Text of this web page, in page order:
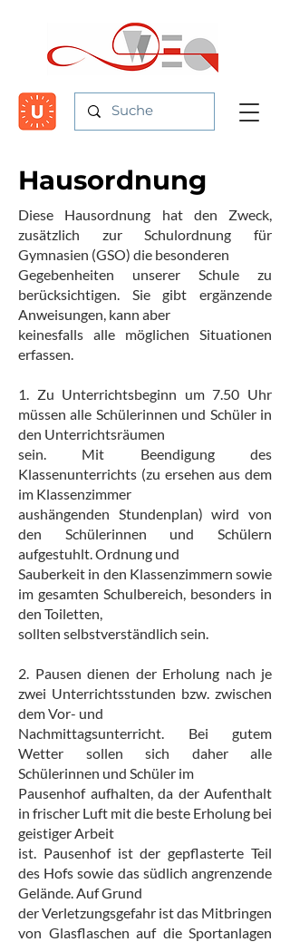
Hausordnung
Diese Hausordnung hat den Zweck,
zusätzlich zur Schulordnung für
Gymnasien (GSO) die besonderen
Gegebenheiten unserer Schule zu
berücksichtigen. Sie gibt ergänzende
Anweisungen, kann aber
keinesfalls alle möglichen Situationen
erfassen.
1. Zu Unterrichtsbeginn um 7.50 Uhr
müssen alle Schülerinnen und Schüler in
den Unterrichtsräumen
sein. Mit Beendigung des
Klassenunterrichts (zu ersehen aus dem
im Klassenzimmer
aushängenden Stundenplan) wird von
den Schülerinnen und Schülern
aufgestuhlt. Ordnung und
Sauberkeit in den Klassenzimmern sowie
im gesamten Schulbereich, besonders in
den Toiletten,
sollten selbstverständlich sein.
2. Pausen dienen der Erholung nach je
zwei Unterrichtsstunden bzw. zwischen
dem Vor- und
Nachmittagsunterricht. Bei gutem
Wetter sollen sich daher alle
Schülerinnen und Schüler im
Pausenhof aufhalten, da der Aufenthalt
in frischer Luft mit die beste Erholung bei
geistiger Arbeit
ist. Pausenhof ist der gepflasterte Teil
des Hofs sowie das südlich angrenzende
Gelände. Auf Grund
der Verletzungsgefahr ist das Mitbringen
von Glasflaschen auf die Sportanlagen